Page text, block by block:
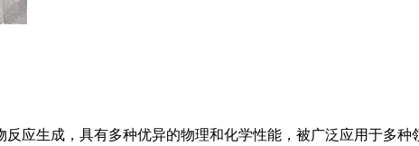
应生成，具有多种优异的物理和化学性能，被广泛应用于多种